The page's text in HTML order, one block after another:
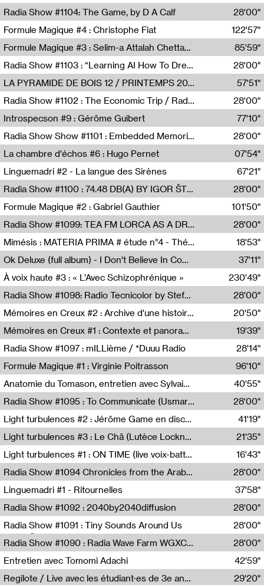
Anne Simon
Radia Show #1104: The Game, by D A Calf
Radio One NZ
28'00"
Formule Magique #4 : Christophe Fiat
Nathalie Lacroix
122'57"
Formule Magique #3 : Selim-a Attalah Chettaoui
Nathalie Lacroix,Selim-a Attalah Chettaoui
85'59"
Radia Show #1103 : “Learning AI How To Dream” by Sebastian Dingens (Radio Campus Bruxelles)
Radio Campus Bruxelles
28'00"
LA PYRAMIDE DE BOIS 12 / PRINTEMPS 2026
Sammy Stein
57'51"
Radia Show #1102 : The Economic Trip / Radio Grenouille
Radio Grenouille
28'00"
Introspecson #9 : Gérôme Guibert
Pierre Henry,Gérôme Guibert
77'10"
Radia Show Show #1101 : Embedded Memories by Jimmy Peggie / radioart106
Jimmy Peggie,radioart106
28'00"
La chambre d'échos #6 : Hugo Pernet
Revue Les Chambres,Hugo Pernet
07'54"
Linguemadri #2 - La langue des Sirènes
Meris Angioletti
67'21"
Radia Show #1100 : 74.48 DB(A) BY IGOR ŠTROMAJER FOR RADIO X
radio x
28'00"
Formule Magique #2 : Gabriel Gauthier
Nathalie Lacroix,Gabriel Gauthier
101'50"
Radia Show #1099: TEA FM LORCA AS A DREAM
TEAFM
28'00"
Mimésis : MATERIA PRIMA # étude n°4 - Théâtre de l’Aquarium
Francesco Russo,Scuola della Crisi
18'53"
Ok Deluxe (full album) - I Don't Believe In Computing
37'11"
À voix haute #3 : « L’Avec Schizophrénique »
230'49"
Radia Show #1098: Radio Tecnicolor by Stefan Nussbaumer & Georg Zichy (Radio Orange 94.0)
Radio Orange 94.0
28'00"
Mémoires en Creux #2 : Archive d'une histoire artistique
Sophie Auger-Grappin
20'50"
Mémoires en Creux #1 : Contexte et panorama
Sophie Auger-Grappin
19'39"
Radia Show #1097 : mILLième / *Duuu Radio
28'14"
Formule Magique #1 : Virginie Poitrasson
Nathalie Lacroix,Virginie Poitrasson
96'10"
Anatomie du Tomason, entretien avec Sylvain Cardonnel
Loraine Baud,Sylvain Cardonnel
40'55"
Radia Show #1095 : To Communicate (Usmaradio)
Usmaradio
28'00"
Light turbulences #2 : Jérôme Game en discussion avec Thomas Corlin
41'19"
Light turbulences #3 : Le Châ (Lutèce Lockness)
Lutèce Lockness
21'35"
Light turbulences #1 : ON TIME (live voix-batterie) avec Jérôme Game & Jean-Michel Espitallier
Jérôme Game,Jean-Michel Espitallier
16'43"
Radia Show #1094 Chronicles from the Arab Cold War by Ghazi Barakat
Reboot.fm
28'00"
Linguemadri #1 - Ritournelles
Meris Angioletti
37'58"
Radia Show #1092 : 2040by2040diffusion
Diffusion FM
28'00"
Radia Show #1091 : Tiny Sounds Around Us
Radio Študent
28'00"
Radia Show #1090 : Radia Wave Farm WGXC Corey De Juan Sherrard Jr Startalk
Wave Farm
28'00"
Entretien avec Tomomi Adachi
Tomomi Adachi,Loraine Baud
42'59"
Regilote / Live avec les étudiant·es de 3e année de l'EMA
29'20"